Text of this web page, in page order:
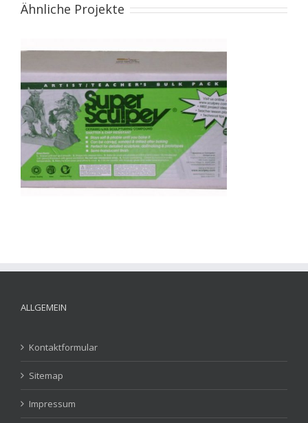
Ähnliche Projekte
ALLGEMEIN
Kontaktformular
Sitemap
Impressum